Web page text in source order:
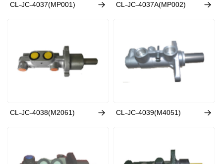
CL-JC-4037(MP001)  CL-JC-4037A(MP002) 
CL-JC-4038(M2061)  CL-JC-4039(M4051) 